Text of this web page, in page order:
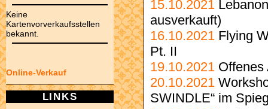
Keine
Kartenvorverkaufsstellen
bekannt.
Online-Verkauf
LINKS
15.10.2021
ausverkauft)
16.10.2021 Flying
Pt. II
19.10.2021 Offenes
20.10.2021
SWINDLE“ im